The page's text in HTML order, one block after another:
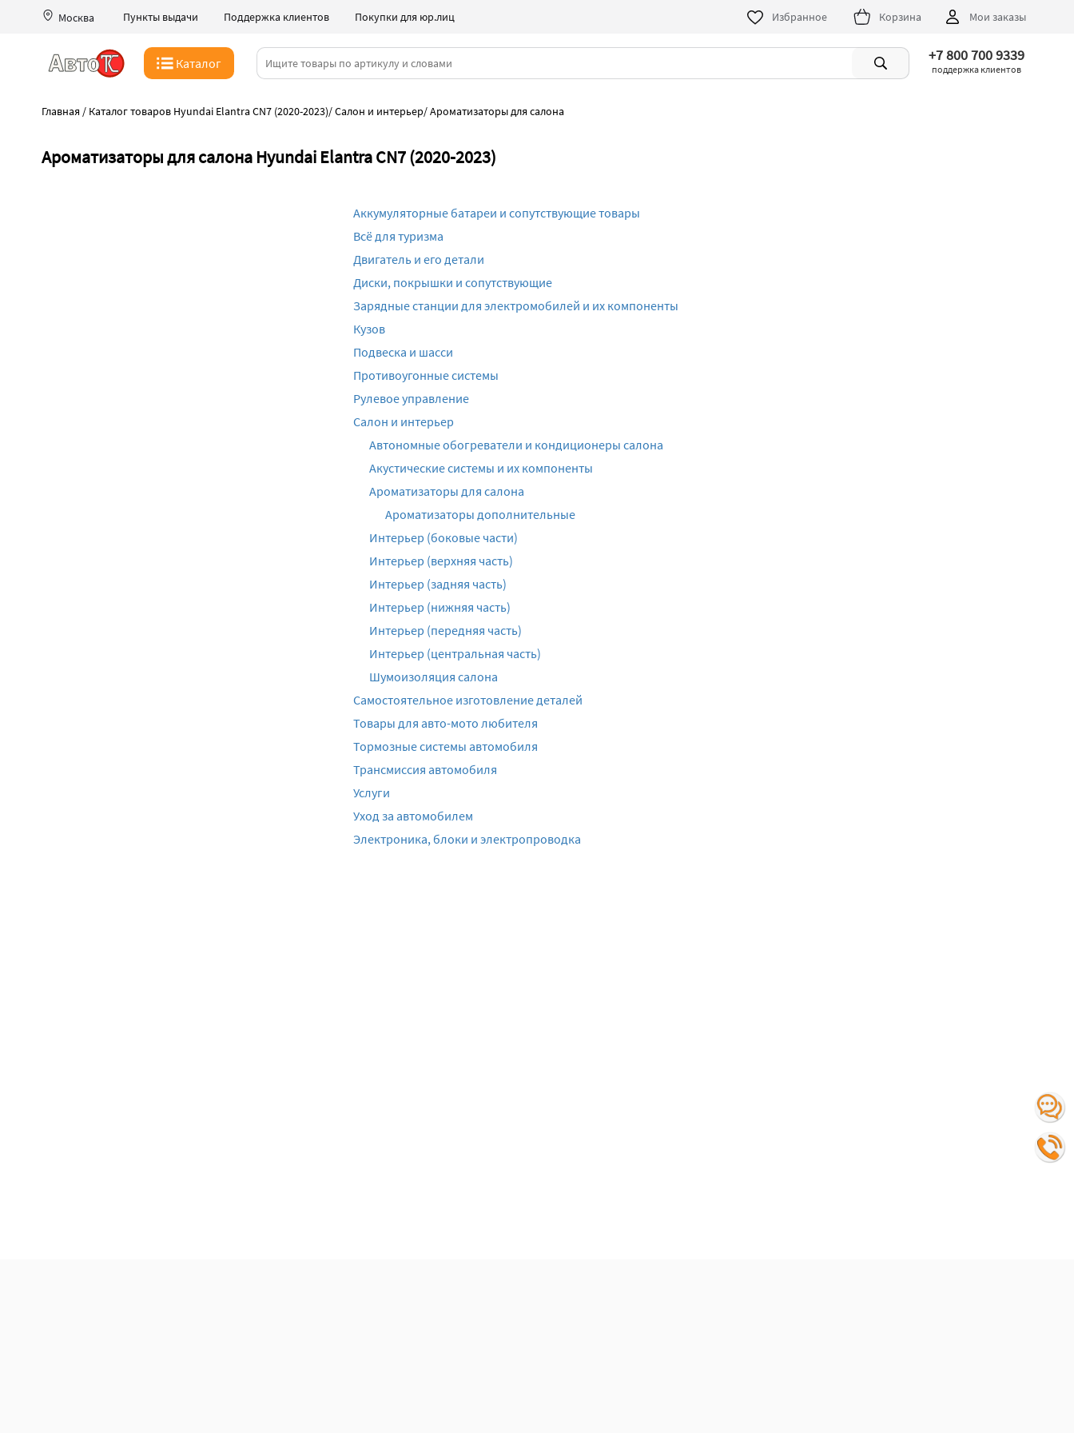
Москва Пункты выдачи Поддержка клиентов Покупки для юр.лиц Избранное Корзина Мои заказы
Каталог +7 800 700 9339
поддержка клиентов
Главная / Каталог товаров Hyundai Elantra CN7 (2020-2023)/Салон и интерьер/Ароматизаторы для салона
Ароматизаторы для салона Hyundai Elantra CN7 (2020-2023)
Аккумуляторные батареи и сопутствующие товары
Всё для туризма
Двигатель и его детали
Диски, покрышки и сопутствующие
Зарядные станции для электромобилей и их компоненты
Кузов
Подвеска и шасси
Противоугонные системы
Рулевое управление
Салон и интерьер
Автономные обогреватели и кондиционеры салона
Акустические системы и их компоненты
Ароматизаторы для салона
Ароматизаторы дополнительные
Интерьер (боковые части)
Интерьер (верхняя часть)
Интерьер (задняя часть)
Интерьер (нижняя часть)
Интерьер (передняя часть)
Интерьер (центральная часть)
Шумоизоляция салона
Самостоятельное изготовление деталей
Товары для авто-мото любителя
Тормозные системы автомобиля
Трансмиссия автомобиля
Услуги
Уход за автомобилем
Электроника, блоки и электропроводка